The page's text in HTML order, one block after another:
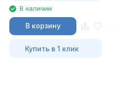
В наличии
В корзину
Купить в 1 клик